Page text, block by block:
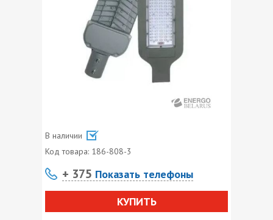
В наличии
Код товара: 186-808-3
+ 375 Показать телефоны
КУПИТЬ